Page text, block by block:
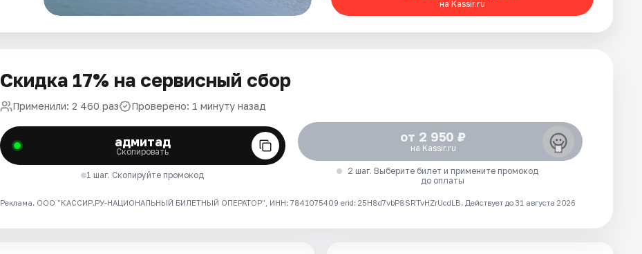
на Kassir.ru
Скидка 17% на сервисный сбор
Применили: 2 460 раз Проверено: 1 минуту назад
адмитад
Скопировать
1 шаг. Скопируйте промокод
от 2 950 ₽
на Kassir.ru
2 шаг. Выберите билет и примените промокод
до оплаты
Реклама. ООО "КАССИР.РУ-НАЦИОНАЛЬНЫЙ БИЛЕТНЫЙ ОПЕРАТОР", ИНН: 7841075409 erid: 25H8d7vbP8SRTvHZrUcdLB. Действует до 31 августа 2026